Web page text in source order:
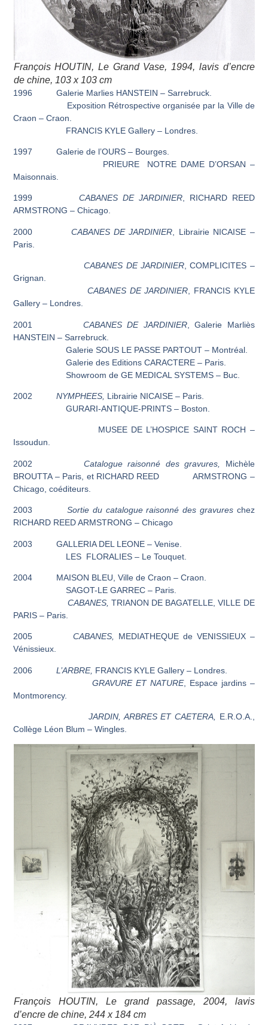
François HOUTIN, Le Grand Vase, 1994, lavis d’encre
de chine, 103 x 103 cm
1996 Galerie Marlies HANSTEIN – Sarrebruck.
Exposition Rétrospective organisée par la Ville de
Craon – Craon.
FRANCIS KYLE Gallery – Londres.
1997 Galerie de l’OURS – Bourges.
PRIEURE NOTRE DAME D’ORSAN –
Maisonnais.
1999CABANES DE JARDINIER, RICHARD REED
ARMSTRONG – Chicago.
2000 CABANES DE JARDINIER , Librairie NICAISE –
Paris.
CABANES DE JARDINIER, COMPLICITES –
Grignan.
CABANES DE JARDINIER , FRANCIS KYLE
Gallery – Londres.
2001 CABANES DE JARDINIER, Galerie Marliès
HANSTEIN – Sarrebruck.
Galerie SOUS LE PASSE PARTOUT – Montréal.
Galerie des Editions CARACTERE – Paris.
Showroom de GE MEDICAL SYSTEMS – Buc.
2002NYMPHEES, Librairie NICAISE – Paris.
GURARI-ANTIQUE-PRINTS – Boston.
MUSEE DE L’HOSPICE SAINT ROCH –
Issoudun.
2002 Catalogue raisonné des gravures,
Michèle
BROUTTA – Paris, et RICHARD REED ARMSTRONG –
Chicago, coéditeurs.
2003 Sortie du catalogue raisonné des gravureschez
RICHARD REED ARMSTRONG –Chicago
2003 GALLERIA DEL LEONE – Venise.
LES FLORALIES – Le Touquet.
2004 MAISON BLEU, Ville de Craon – Craon.
SAGOT-LE GARREC – Paris.
CABANES,TRIANON DE BAGATELLE, VILLE DE
PARIS – Paris.
2005 CABANES, MEDIATHEQUE de VENISSIEUX –
Vénissieux.
2006L’ARBRE, FRANCIS KYLE Gallery – Londres.
GRAVURE ET NATURE, Espace jardins –
Montmorency.
JARDIN, ARBRES ET CAETERA,
E.R.O.A.,
Collège Léon Blum – Wingles.
François HOUTIN, Le grand passage, 2004, lavis
d’encre de chine, 244 x 184 cm